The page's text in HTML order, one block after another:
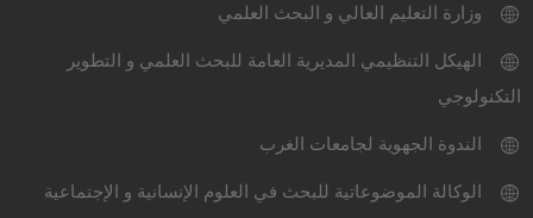
وزارة التعليم العالي و البحث العلمي
الهيكل التنظيمي المديرية العامة للبحث العلمي و التطوير
التكنولوجي
الندوة الجهوية لجامعات الغرب
الوكالة الموضوعاتية للبحث في العلوم الإنسانية و الإجتماعية